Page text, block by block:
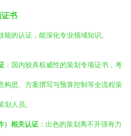
书
的认证，能深化专业领域知识。
：国内较具权威性的策划专项证书，考
构思、方案撰写与预算控制等全流程策
人员。
）相关认证 ：出色的策划离不开强有力